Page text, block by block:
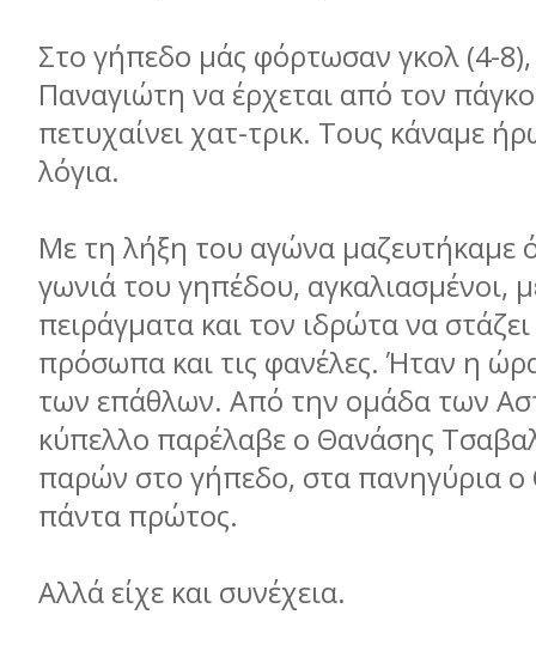
Στο γήπεδο μάς φόρτωσαν γκολ (4-
Παναγιώτη να έρχεται από τον
πετυχαίνει χατ-τρικ. Τους κάναμε
λόγια.
Με τη λήξη του αγώνα μαζευτήκαμε
γωνιά του γηπέδου, αγκαλιασμένοι,
πειράγματα και τον ιδρώτα να
πρόσωπα και τις φανέλες. Ήταν η
των επάθλων. Από την ομάδα των
κύπελλο παρέλαβε ο Θανάσης
παρών στο γήπεδο, στα πανηγύρια ο
πάντα πρώτος.
Αλλά είχε και συνέχεια.